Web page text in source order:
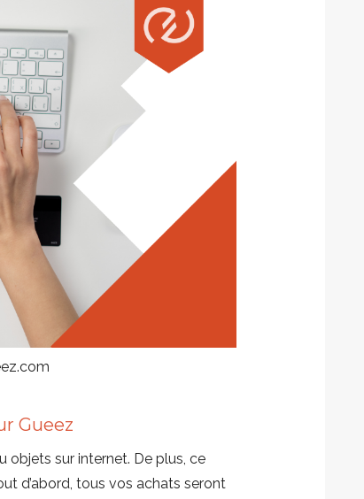
Gueez
objets sur internet. De plus, ce
d’abord, tous vos achats seront